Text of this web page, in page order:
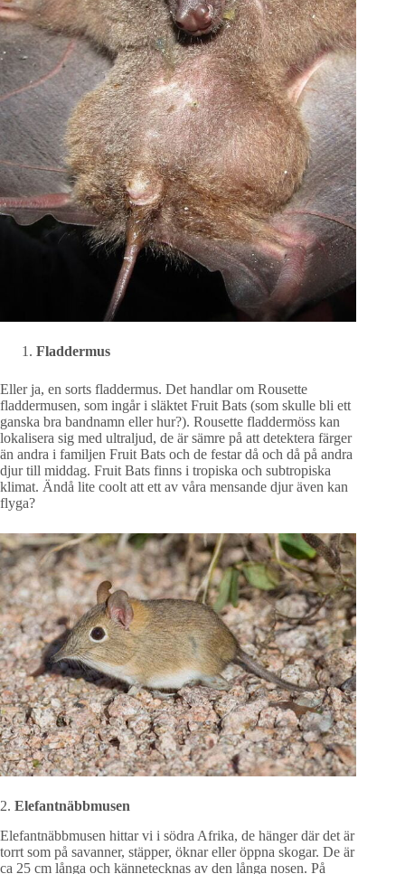
Fladdermus
Eller ja, en sorts fladdermus. Det handlar om Rousette
fladdermusen, som ingår i släktet Fruit Bats (som skulle bli ett
ganska bra bandnamn eller hur?). Rousette fladdermöss kan
lokalisera sig med ultraljud, de är sämre på att detektera färger
än andra i familjen Fruit Bats och de festar då och då på andra
djur till middag. Fruit Bats finns i tropiska och subtropiska
klimat. Ändå lite coolt att ett av våra mensande djur även kan
flyga?
2. Elefantnäbbmusen
Elefantnäbbmusen hittar vi i södra Afrika, de hänger där det är
torrt som på savanner, stäpper, öknar eller öppna skogar. De är
ca 25 cm långa och kännetecknas av den långa nosen. På